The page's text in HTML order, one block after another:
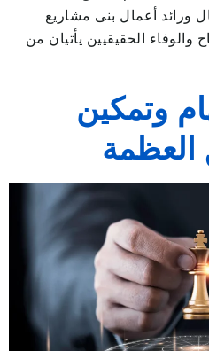
ورائد أعمال بنى مشاريع
والوفاء الحقيقيين يأتيان من
وتمكين
العظمة